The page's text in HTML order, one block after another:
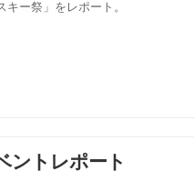
ー祭」をレポート。
ントレポート